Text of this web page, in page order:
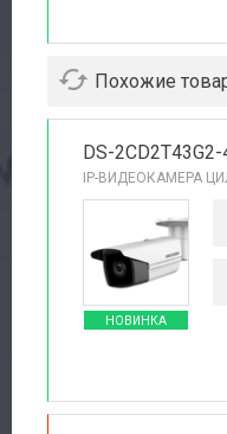
Похожие
DS-2CD2T43G2-
IP-ВИДЕОКАМЕРА
НОВИНКА